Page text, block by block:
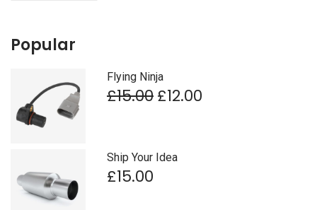
Popular
Flying Ninja
£15.00£12.00
Ship Your Idea
£15.00